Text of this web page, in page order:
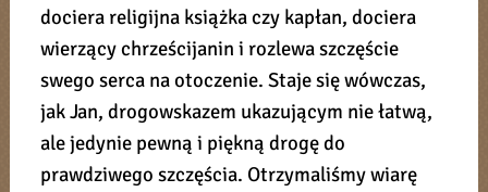
dociera religijna książka czy kapłan, dociera
wierzący chrześcijanin i rozlewa szczęście
swego serca na otoczenie. Staje się wówczas,
jak Jan, drogowskazem ukazującym nie łatwą,
ale jedynie pewną i piękną drogę do
prawdziwego szczęścia. Otrzymaliśmy wiarę